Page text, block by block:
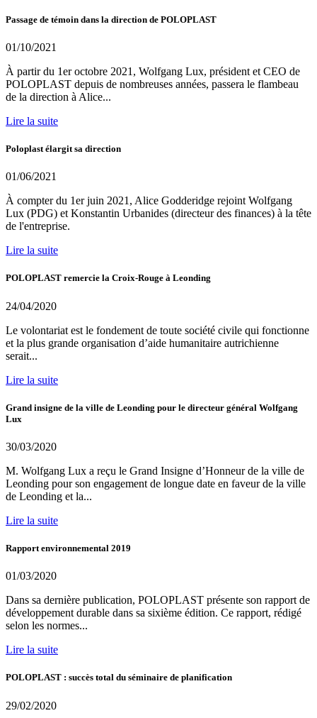
Passage de témoin dans la direction de POLOPLAST
01/10/2021
À partir du 1er octobre 2021, Wolfgang Lux, président et CEO de
POLOPLAST depuis de nombreuses années, passera le flambeau
de la direction à Alice...
Lire la suite
Poloplast élargit sa direction
01/06/2021
À compter du 1er juin 2021, Alice Godderidge rejoint Wolfgang
Lux (PDG) et Konstantin Urbanides (directeur des finances) à la tête
de l'entreprise.
Lire la suite
POLOPLAST remercie la Croix-Rouge à Leonding
24/04/2020
Le volontariat est le fondement de toute société civile qui fonctionne
et la plus grande organisation d’aide humanitaire autrichienne
serait...
Lire la suite
Grand insigne de la ville de Leonding pour le directeur général Wolfgang
Lux
30/03/2020
M. Wolfgang Lux a reçu le Grand Insigne d’Honneur de la ville de
Leonding pour son engagement de longue date en faveur de la ville
de Leonding et la...
Lire la suite
Rapport environnemental 2019
01/03/2020
Dans sa dernière publication, POLOPLAST présente son rapport de
développement durable dans sa sixième édition. Ce rapport, rédigé
selon les normes...
Lire la suite
POLOPLAST : succès total du séminaire de planification
29/02/2020